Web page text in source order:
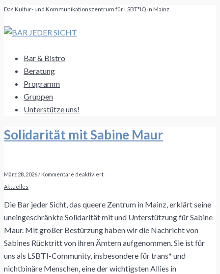
Das Kultur- und Kommunikationszentrum für LSBT*IQ in Mainz
Bar & Bistro
Beratung
Programm
Gruppen
Unterstütze uns!
Solidarität mit Sabine Maur
März 28, 2026/ Kommentare deaktiviertfür
Maur
Aktuelles
Die Bar jeder Sicht, das queere Zentrum in Mainz, erklärt seine
uneingeschränkte Solidarität mit und Unterstützung für Sabine
Maur. Mit großer Bestürzung haben wir die Nachricht von
Sabines Rücktritt von ihren Ämtern aufgenommen. Sie ist für
uns als LSBTI-Community, insbesondere für trans* und
nichtbinäre Menschen, eine der wichtigsten Allies in